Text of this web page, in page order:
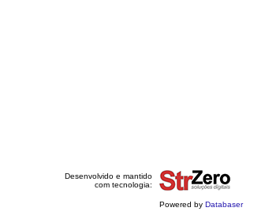
Desenvolvido e mantido
com tecnologia:
Powered by Databaser